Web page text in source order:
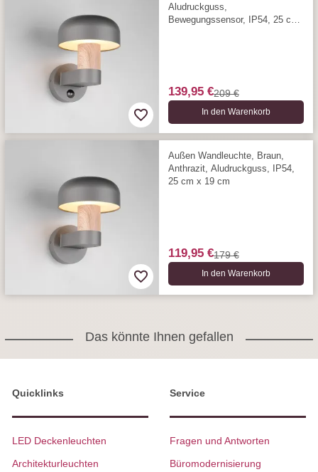
Aludruckguss,
Bewegungssensor, IP54, 25 cm
139,95 €209 €
In den Warenkorb
Außen Wandleuchte, Braun,
Anthrazit, Aludruckguss, IP54,
25 cm x 19 cm
119,95 €179 €
In den Warenkorb
Das könnte Ihnen gefallen
Quicklinks
LED Deckenleuchten
Architekturleuchten
Service
Fragen und Antworten
Büromodernisierung